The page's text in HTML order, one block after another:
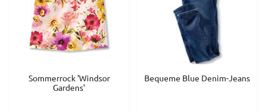
Sommerrock 'Windsor
Gardens'
Bequeme Blue Denim-Jeans